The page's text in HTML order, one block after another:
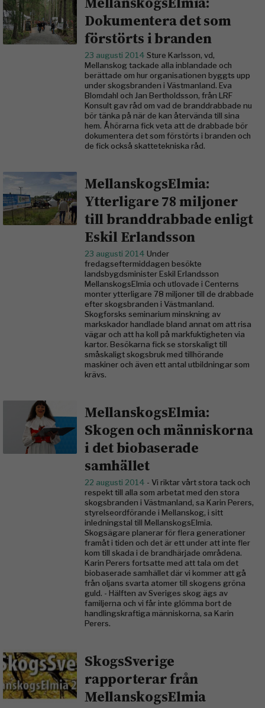
Dokumentera det som
förstörts i branden
23 augusti 2014 Sture Karlsson, vd,
Mellanskog tackade alla inblandade och
berättade om hur organisationen byggts upp
under skogsbranden i Västmanland. Eva
Blomdahl och Jan Bertholdsson, från LRF
Konsult gav råd om vad de branddrabbade nu
bör tänka på när de kan återvända till sina
hem. Åhörarna fick veta att de drabbade bör
dokumentera det som förstörts i branden och
de fick också skattetekniska råd.
MellanskogsElmia:
Ytterligare 78 miljoner
till branddrabbade enligt
Eskil Erlandsson
23 augusti 2014 Under
fredagseftermiddagen besökte
landsbygdsminister Eskil Erlandsson
MellanskogsElmia och utlovade i Centerns
monter ytterligare 78 miljoner till de drabbade
efter skogsbranden i Västmanland.
Skogforsks seminarium minskning av
markskador handlade bland annat om att risa
vägar och att ha koll på markfuktigheten via
kartor. Besökarna fick se storskaligt till
småskaligt skogsbruk med tillhörande
maskiner och även ett antal utbildningar som
krävs.
MellanskogsElmia:
Skogen och människorna
i det biobaserade
samhället
22 augusti 2014 - Vi riktar vårt stora tack och
respekt till alla som arbetat med den stora
skogsbranden i Västmanland, sa Karin Perers,
styrelseordförande i Mellanskog, i sitt
inledningstal till MellanskogsElmia.
Skogsägare planerar för flera generationer
framåt i tiden och det är ett under att inte fler
kom till skada i de brandhärjade områdena.
Karin Perers fortsatte med att tala om det
biobaserade samhället där vi kommer att gå
från oljans svarta atomer till skogens gröna
guld. - Hälften av Sveriges skog ägs av
familjerna och vi får inte glömma bort de
handlingskraftiga människorna, sa Karin
Perers.
SkogsSverige
rapporterar från
MellanskogsElmia